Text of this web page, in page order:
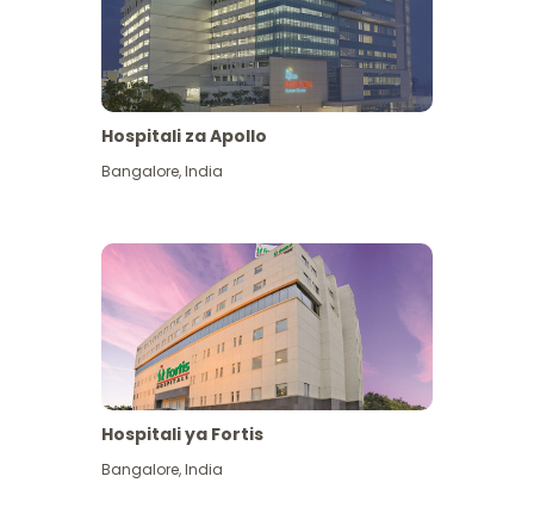
Hospitali za Apollo
Bangalore,India
Hospitali ya Fortis
Bangalore,India